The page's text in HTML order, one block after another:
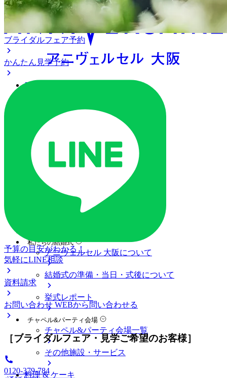
アクセス
ご列席の皆様へ
トピックス
ご予約・お問い合わせ
ブライダルフェア
ブライダルフェア一覧
ブライダルフェアの基礎知識
私たちの結婚式
アニヴェルセル 大阪について
結婚式の準備・当日・式後について
挙式レポート
チャペル&パーティ会場
チャペル&パーティ会場一覧
その他施設・サービス
料理 & ケーキ
ブライダルフェア予約
かんたん見学予約
予算の目安がわかる！
気軽にLINE相談
資料請求
お問い合わせ WEBから問い合わせる
［ブライダルフェア・見学ご希望のお客様］
0120-379-784